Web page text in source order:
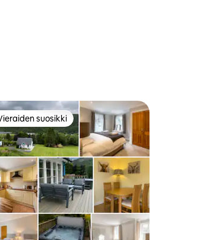
4,91/5, 264 arvostelua
suosikkien parhaimmistoa
suosikki